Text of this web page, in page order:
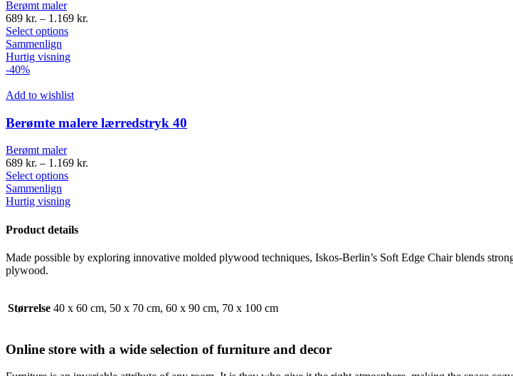
Berømt maler
689 kr. – 1.169 kr.
Select options
Sammenlign
Hurtig visning
-40%
Add to wishlist
Berømte malere lærredstryk 40
Berømt maler
689 kr. – 1.169 kr.
Select options
Sammenlign
Hurtig visning
Product details
Made possible by exploring innovative molded plywood techniques, Iskos-Berlin’s Soft Edge Chair blends
plywood.
Størrelse 40 x 60 cm, 50 x 70 cm, 60 x 90 cm, 70 x 100 cm
Online store with a wide selection of furniture and decor